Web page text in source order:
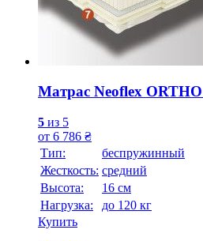
Матрас Neoflex
5 из 5
от 6 786 ₴
Тип:
беспружинный
Жесткость: средний
Высотa:
16 см
Нагрузка:
до 120 кг
Купить